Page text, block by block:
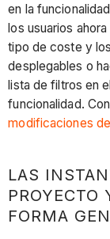
en la
los usuarios
tipo de coste y
desplegables o
lista de filtros en
funcionalidad.
modificaciones
LAS
PROYECTO
FORMA